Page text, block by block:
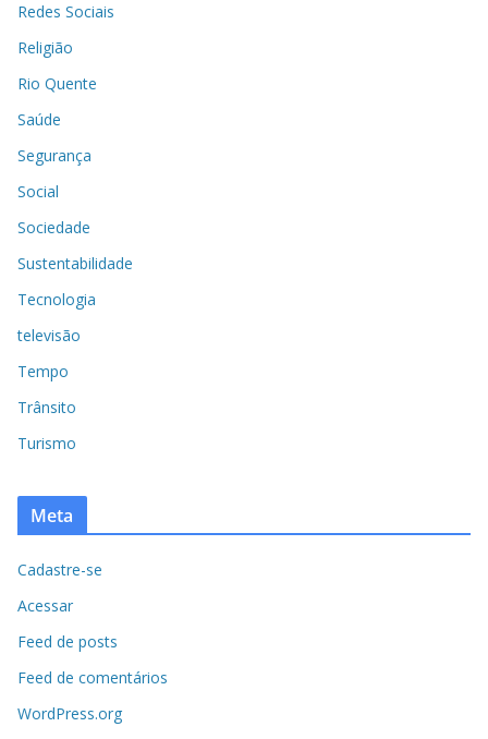
Redes Sociais
Religião
Rio Quente
Saúde
Segurança
Social
Sociedade
Sustentabilidade
Tecnologia
televisão
Tempo
Trânsito
Turismo
Meta
Cadastre-se
Acessar
Feed de posts
Feed de comentários
WordPress.org